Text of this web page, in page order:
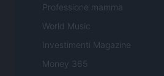
Professione mamma
World Music
Investimenti Magazine
Money 365